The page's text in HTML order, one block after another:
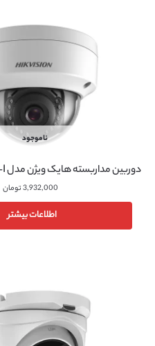
ناموجود
دوربین مداربسته هایک ویژن مدل DS-2CD1123G0E-I
3,932,000تومان
اطلاعات بیشتر